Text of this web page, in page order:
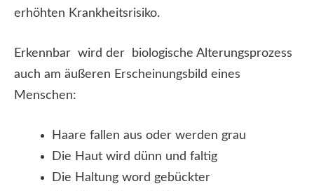
erhöhten Krankheitsrisiko.
Erkennbar wird der biologische Alterungsprozess
auch am äußeren Erscheinungsbild eines
Menschen:
Haare fallen aus oder werden grau
Die Haut wird dünn und faltig
Die Haltung word gebückter